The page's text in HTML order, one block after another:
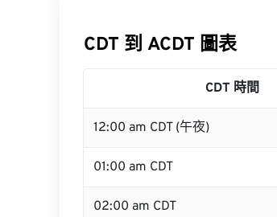
CDT 到 ACDT 圖表
CDT 時間
12:00 am CDT (午夜)
01:00 am CDT
02:00 am CDT